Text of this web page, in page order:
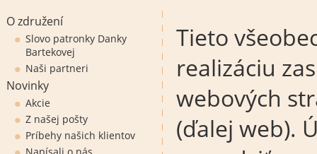
O združení
Slovo patronky Danky
Bartekovej
Naši partneri
Novinky
Akcie
Z našej pošty
Príbehy našich klientov
Tieto
realizáciu
webových
(ďalej web).